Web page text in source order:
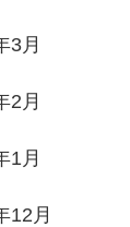
3月
2月
1月
12月